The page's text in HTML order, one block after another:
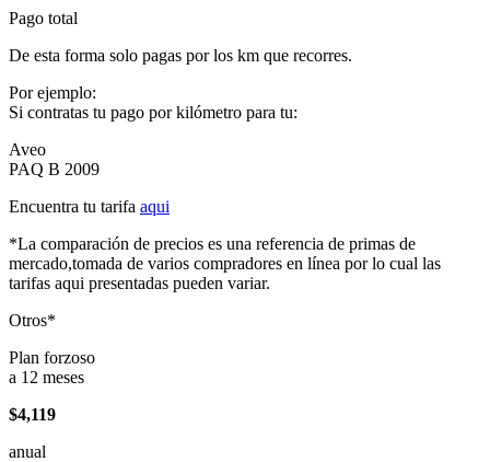
Pago total
De esta forma solo pagas por los km que recorres.
Por ejemplo:
Si contratas tu pago por kilómetro para tu:
Aveo
PAQ B 2009
Encuentra tu tarifa aqui
*La comparación de precios es una referencia de primas de
mercado,tomada de varios compradores en línea por lo cual las
tarifas aqui presentadas pueden variar.
Otros*
Plan forzoso
a 12 meses
$4,119
anual